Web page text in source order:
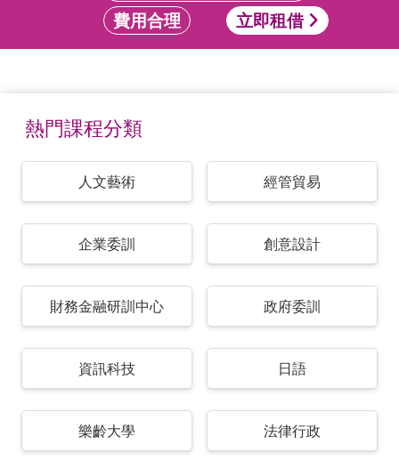
費用合理
立即租借
熱門課程分類
人文藝術 經管貿易
企業委訓 創意設計
財務金融研訓中心 政府委訓
資訊科技 日語
樂齡大學 法律行政